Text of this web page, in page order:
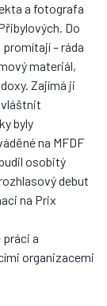
a fotografa
Do
– ráda
materiál,
Zajímá ji
byly
na MFDF
osobitý
debut
na Prix
a
organizacemi